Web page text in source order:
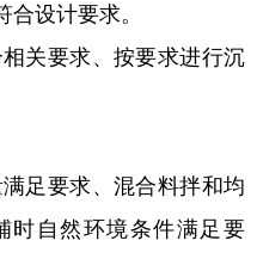
设计要求。
关要求、按要求进行沉
足要求、混合料拌和均
时自然环境条件满足要